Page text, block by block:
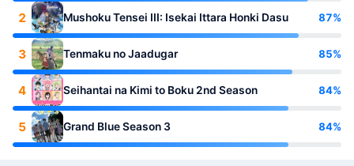
2 Mushoku Tensei III: Isekai Ittara Honki Dasu 87%
3 Tenmaku no Jaadugar 85%
4 Seihantai na Kimi to Boku 2nd Season 84%
5 Grand Blue Season 3 84%